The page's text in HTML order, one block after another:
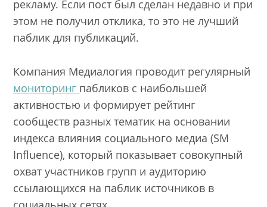
рекламу. Если пост был сделан недавно и при
этом не получил отклика, то это не лучший
паблик для публикаций.
Компания Медиалогия проводит регулярный
мониторинг пабликов с наибольшей
активностью и формирует рейтинг
сообществ разных тематик на основании
индекса влияния социального медиа (SM
Influence), который показывает совокупный
охват участников групп и аудиторию
ссылающихся на паблик источников в